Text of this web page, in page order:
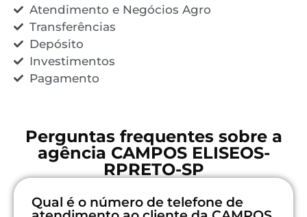
Atendimento e Negócios Agro
Transferências
Depósito
Investimentos
Pagamento
Perguntas frequentes sobre a
agência CAMPOS ELISEOS-
RPRETO-SP
Qual é o número de telefone de